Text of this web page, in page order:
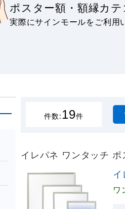
ポスター額・額縁カ
実際にサインモールをご利用
件数:19件
イレパネ ワンタッチ
ワ